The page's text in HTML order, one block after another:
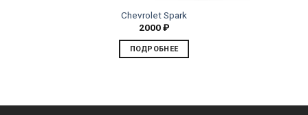
Chevrolet Spark
2000₽
ПОДРОБНЕЕ